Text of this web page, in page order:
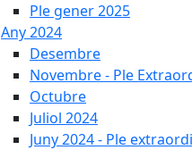
Ple gener 2025
Any 2024
Desembre
Novembre - Ple
Octubre
Juliol 2024
Juny 2024 - Ple